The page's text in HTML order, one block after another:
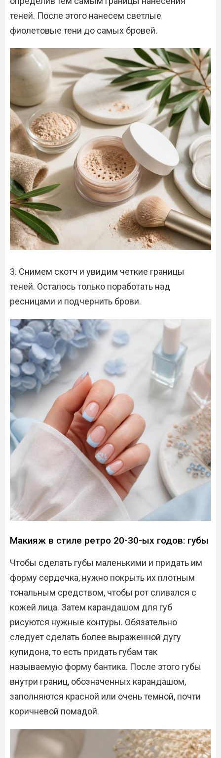
теней. После этого нанесем светлые
фиолетовые тени до самых бровей.
3. Снимем скотч и увидим четкие границы
теней. Осталось только поработать над
ресницами и подчернить брови.
Макияж в стиле ретро 20-30-ых годов: губы
Чтобы сделать губы маленькими и придать им
форму сердечка, нужно покрыть их плотным
тональным средством, чтобы рот сливался с
кожей лица. Затем карандашом для губ
рисуются нужные контуры. Обязательно
следует сделать более выраженной дугу
купидона, то есть придать губам так
называемую форму бантика. После этого губы
внутри границ, обозначенных карандашом,
заполняются красной или очень темной, почти
коричневой помадой.